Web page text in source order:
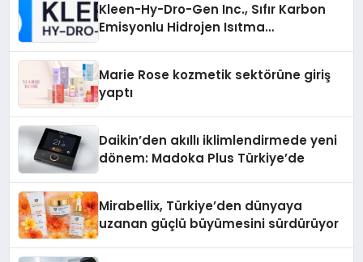
Kleen-Hy-Dro-Gen Inc., Sıfır Karbon
Emisyonlu Hidrojen Isıtma
Marie Rose kozmetik sektörüne giriş
yaptı
Daikin’den akıllı iklimlendirmede yeni
dönem: Madoka Plus Türkiye’de
Mirabellix, Türkiye’den dünyaya
uzanan güçlü büyümesini sürdürüyor